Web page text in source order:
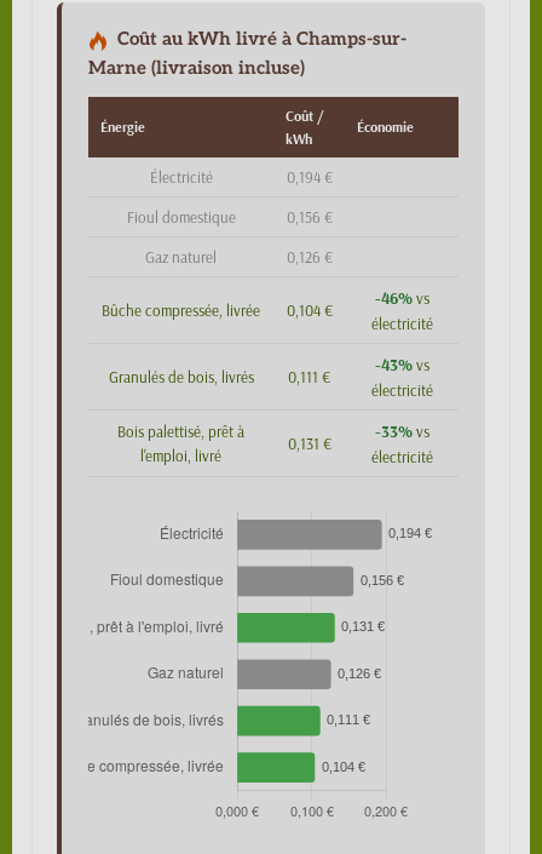
Coût au kWh livré à Champs-sur-
Marne (livraison incluse)
Énergie
Coût /
kWh
Économie
Électricité 0,194 €
Fioul domestique 0,156 €
Gaz naturel 0,126 €
Bûche compressée, livrée 0,104 €
-46%vs
électricité
Granulés de bois, livrés 0,111 €
-43%vs
électricité
Bois palettisé, prêt à
l'emploi, livré
0,131 €
-33%vs
électricité